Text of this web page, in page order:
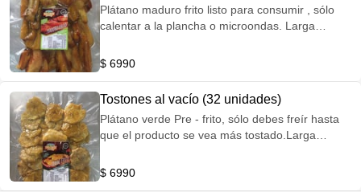
Plátano maduro frito listo para consumir , sólo
calentar a la plancha o microondas. Larga
congelado
$ 6990
Tostones al vacío (32 unidades)
Plátano verde Pre - frito, sólo debes freír hasta
que el producto se vea más tostado.Larga
congelado
$ 6990